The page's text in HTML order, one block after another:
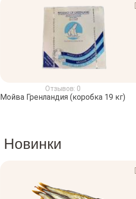
Отзывов: 0
Мойва Гренландия (коробка 19 кг)
Новинки